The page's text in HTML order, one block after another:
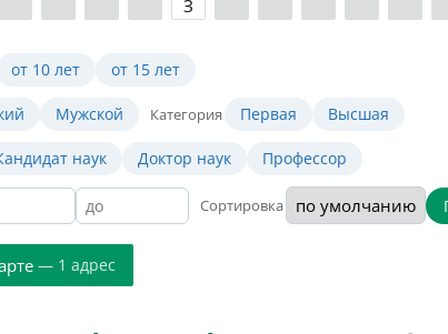
З
от 10 лет от 15 лет
Мужской Категория Первая Высшая
наук Доктор наук Профессор
Сортировка
— 1 адрес